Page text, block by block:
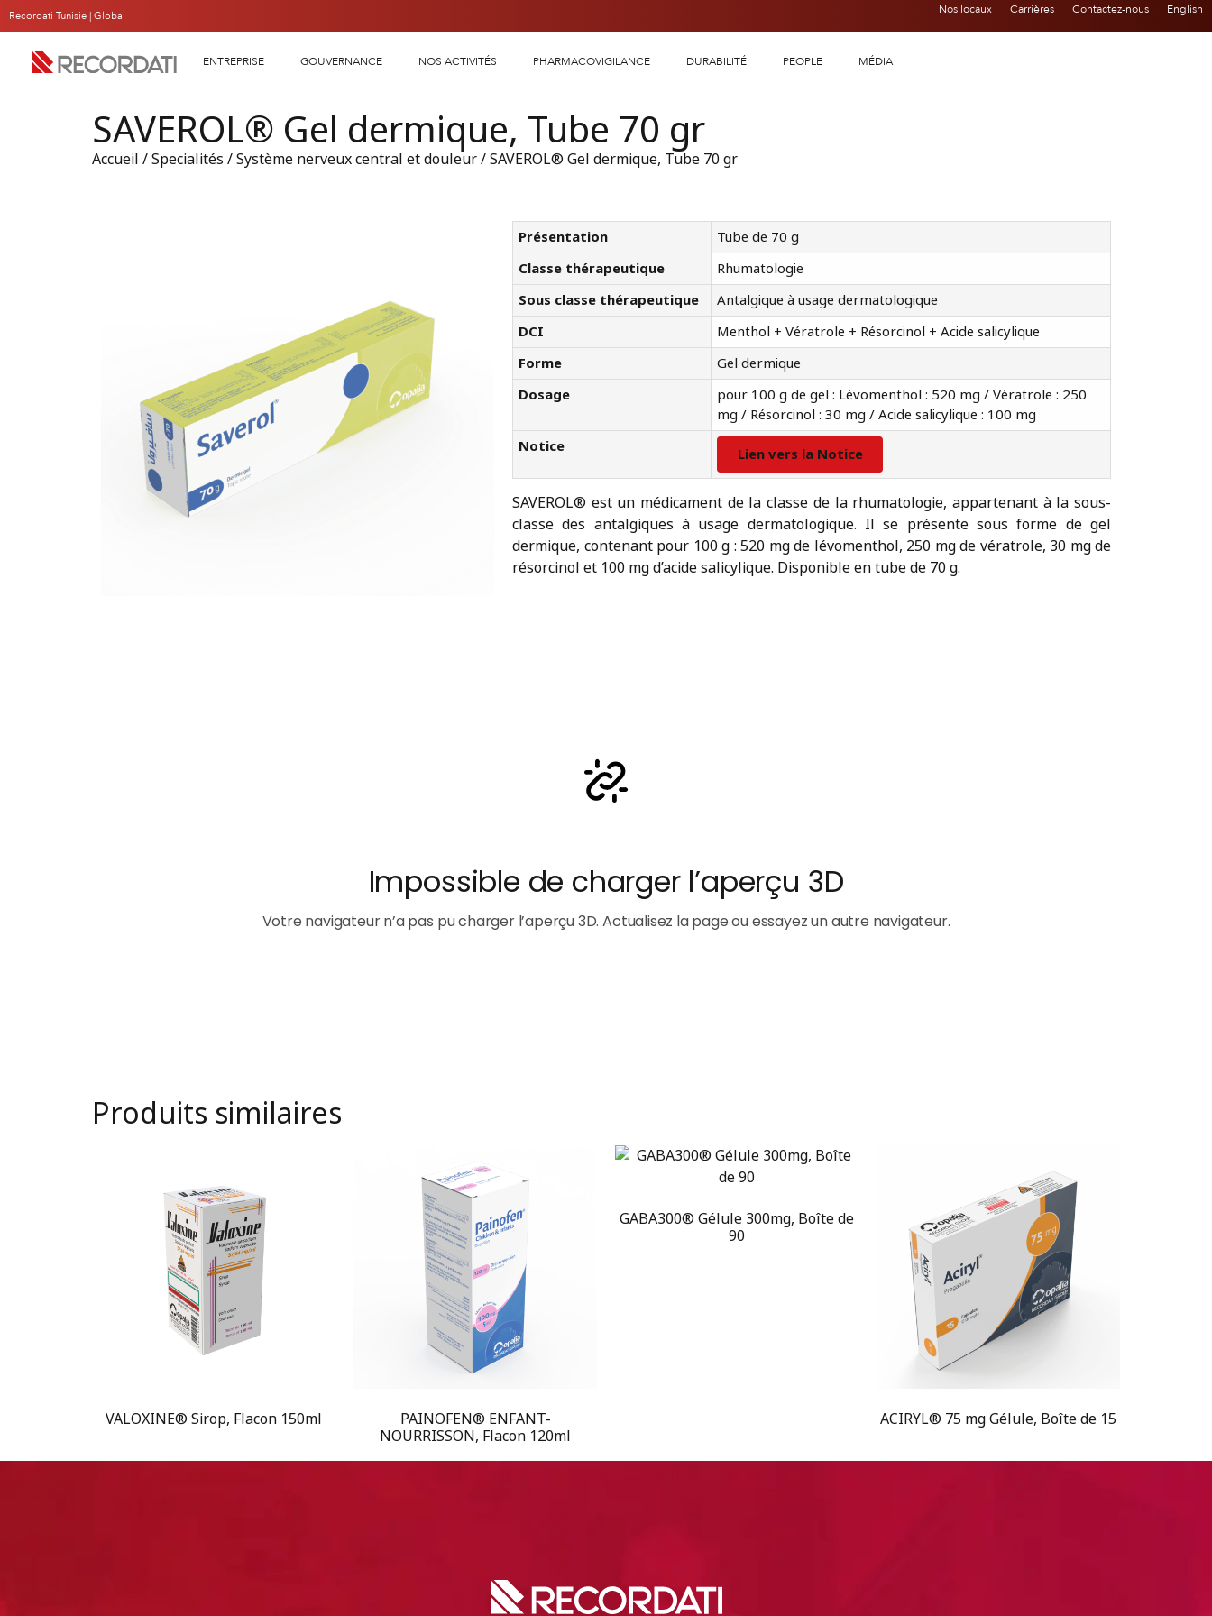
Recordati Tunisie | Global Nos locaux Carrières Contactez-nous English
ENTREPRISE GOUVERNANCE NOS ACTIVITÉS PHARMACOVIGILANCE DURABILITÉ PEOPLE MÉDIA
SAVEROL® Gel dermique, Tube 70 gr
Accueil /Specialités /Système nerveux central et douleur/ SAVEROL® Gel dermique, Tube 70 gr
Présentation
Tube de 70 g
Classe thérapeutique
Rhumatologie
Sous classe thérapeutique
Antalgique à usage dermatologique
DCI
Menthol + Vératrole + Résorcinol + Acide salicylique
Forme
Gel dermique
Dosage
pour 100 g de gel : Lévomenthol : 520 mg / Vératrole : 250
mg / Résorcinol : 30 mg / Acide salicylique : 100 mg
Notice
Lien vers la Notice
SAVEROL® est un médicament de la classe de la rhumatologie, appartenant à la sous-
classe des antalgiques à usage dermatologique. Il se présente sous forme de gel
dermique, contenant pour 100 g : 520 mg de lévomenthol, 250 mg de vératrole, 30 mg de
résorcinol et 100 mg d’acide salicylique. Disponible en tube de 70 g.
Produits similaires
VALOXINE® Sirop, Flacon 150ml
PAINOFEN® ENFANT-
NOURRISSON, Flacon 120ml
GABA300® Gélule 300mg, Boîte de
90
ACIRYL® 75 mg Gélule, Boîte de 15